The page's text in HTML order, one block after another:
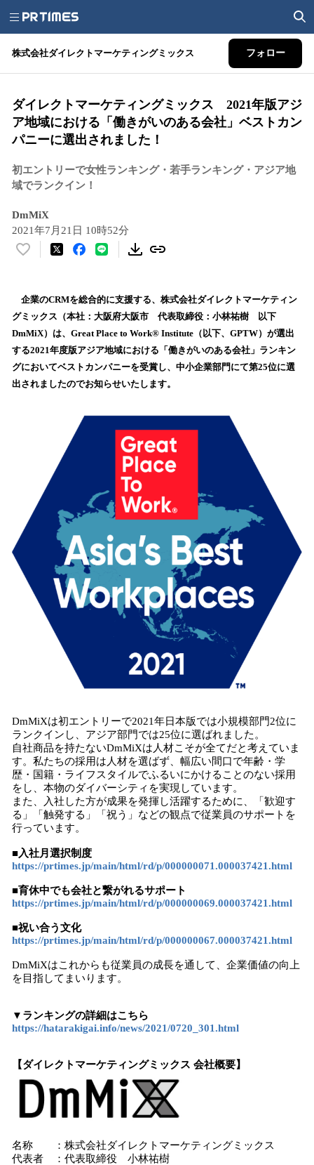
株式会社ダイレクトマーケティングミックス フォロー
ダイレクトマーケティングミックス 2021年版アジ
ア地域における「働きがいのある会社」ベストカン
パニーに選出されました！
初エントリーで女性ランキング・若手ランキング・アジア地
域でランクイン！
DmMiX
2021年7月21日 10時52分
い
！
数
を
読
込
み
企業のCRMを総合的に支援する、株式会社ダイレクトマーケティン
グミックス（本社：大阪府大阪市 代表取締役：小林祐樹 以下
DmMiX）は、Great Place to Work® Institute（以下、GPTW）が選出
する2021年度版アジア地域における「働きがいのある会社」ランキン
グにおいてベストカンパニーを受賞し、中小企業部門にて第25位に選
出されましたのでお知らせいたします。
DmMiXは初エントリーで2021年日本版では小規模部門2位に
ランクインし、アジア部門では25位に選ばれました。
自社商品を持たないDmMiXは人材こそが全てだと考えていま
す。私たちの採用は人材を選ばず、幅広い間口で年齢・学
歴・国籍・ライフスタイルでふるいにかけることのない採用
をし、本物のダイバーシティを実現しています。
また、入社した方が成果を発揮し活躍するために、「歓迎す
る」「触発する」「祝う」などの観点で従業員のサポートを
行っています。
■入社月選択制度
https://prtimes.jp/main/html/rd/p/000000071.000037421.html
■育休中でも会社と繋がれるサポート
https://prtimes.jp/main/html/rd/p/000000069.000037421.html
■祝い合う文化
https://prtimes.jp/main/html/rd/p/000000067.000037421.html
DmMiXはこれからも従業員の成長を通して、企業価値の向上
を目指してまいります。
▼ ランキングの詳細はこちら
https://hatarakigai.info/news/2021/0720_301.html
【ダイレクトマーケティングミックス 会社概要】
名称 ：株式会社ダイレクトマーケティングミックス
代表者 ：代表取締役 小林祐樹